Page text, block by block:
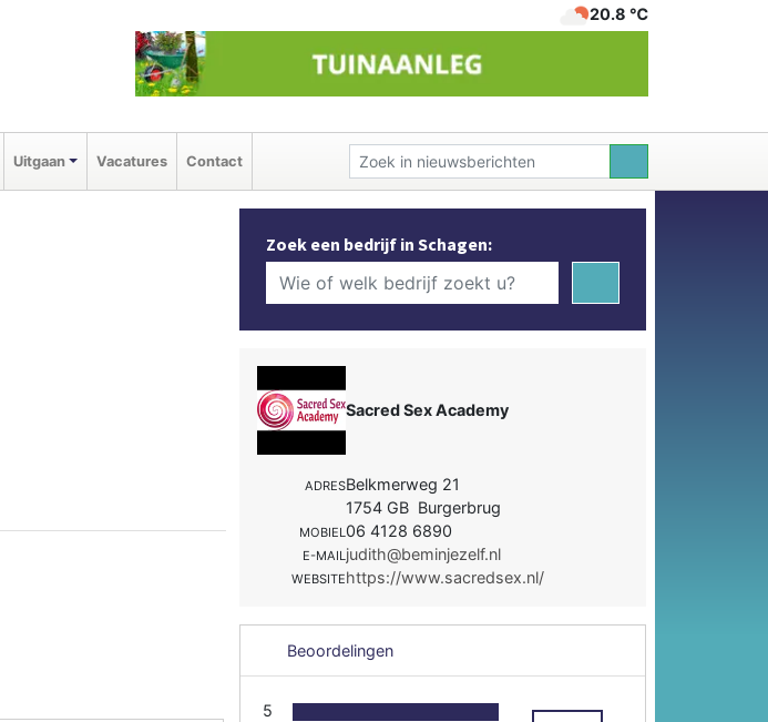
20.8 ℃
Uitgaan Vacatures Contact
Zoek een bedrijf in Schagen:
Sacred Sex Academy
ADRESBelkmerweg 21
1754 GB Burgerbrug
MOBIEL06 4128 6890
E-MAILjudith@beminjezelf.nl
WEBSITEhttps://www.sacredsex.nl/
Beoordelingen
5